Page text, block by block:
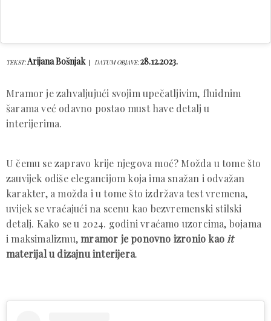
TEKST:Arijana Bošnjak DATUM OBJAVE:28.12.2023.
Mramor je zahvaljujući svojim upečatljivim, fluidnim
šarama već odavno postao must have detalj u
interijerima.
U čemu se zapravo krije njegova moć? Možda u tome što
zauvijek odiše elegancijom koja ima snažan i odvažan
karakter, a možda i u tome što izdržava test vremena,
uvijek se vraćajući na scenu kao bezvremenski stilski
detalj. Kako se u 2024. godini vraćamo uzorcima, bojama
i maksimalizmu,mramor je ponovno izronio kao it
materijal u dizajnu interijera.